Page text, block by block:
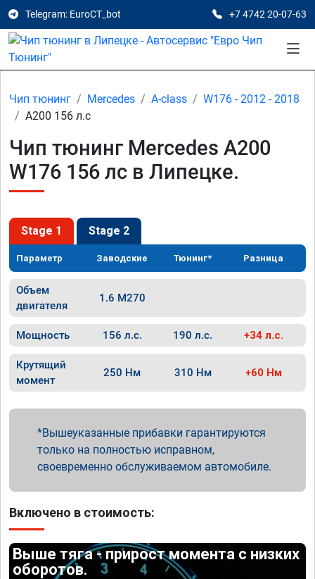
Telegram: EuroCT_bot +7 4742 20-07-63
Чип тюнинг Mercedes A-class
W176 - 2012 - 2018
A200 156 л.с
Чип тюнинг Mercedes A200
W176 156 лс в Липецке.
Stage 1 Stage 2
Параметр Заводские Тюнинг* Разница
Объем
двигателя
1.6 M270
Мощность 156 л.с. 190 л.с. +34 л.с.
Крутящий
момент
250 Нм 310 Нм +60 Нм
Вышеуказанные прибавки гарантируются
только на полностью исправном,
своевременно обслуживаемом автомобиле.
Включено в стоимость:
Выше тяга - прирост момента с низких
оборотов.